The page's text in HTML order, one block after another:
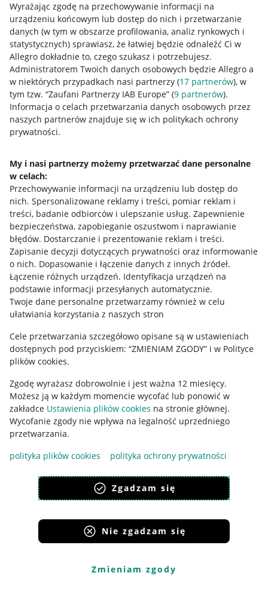
Wyrażając zgodę na przechowywanie informacji na
urządzeniu końcowym lub dostęp do nich i przetwarzanie
danych (w tym w obszarze profilowania, analiz rynkowych i
statystycznych) sprawiasz, że łatwiej będzie odnaleźć Ci w
Allegro dokładnie to, czego szukasz i potrzebujesz.
Administratorem Twoich danych osobowych będzie Allegro a
w niektórych przypadkach nasi partnerzy (17 partnerów), w
tym tzw. “Zaufani Partnerzy IAB Europe” (9 partnerów).
Informacja o celach przetwarzania danych osobowych przez
naszych partnerów znajduje się w ich politykach ochrony
prywatności.
My i nasi partnerzy możemy przetwarzać dane personalne
w celach:
Przechowywanie informacji na urządzeniu lub dostęp do
nich. Spersonalizowane reklamy i treści, pomiar reklam i
treści, badanie odbiorców i ulepszanie usług. Zapewnienie
bezpieczeństwa, zapobieganie oszustwom i naprawianie
błędów. Dostarczanie i prezentowanie reklam i treści.
Zapisanie decyzji dotyczących prywatności oraz informowanie
o nich. Dopasowanie i łączenie danych z innych źródeł.
Łączenie różnych urządzeń. Identyfikacja urządzeń na
podstawie informacji przesyłanych automatycznie.
Twoje dane personalne przetwarzamy również w celu
ułatwiania korzystania z naszych stron
Cele przetwarzania szczegółowo opisane są w ustawieniach
dostępnych pod przyciskiem: “ZMIENIAM ZGODY” i w Polityce
plików cookies.
Zgodę wyrażasz dobrowolnie i jest ważna 12 miesięcy.
Możesz ją w każdym momencie wycofać lub ponowić w
zakładce Ustawienia plików cookies na stronie głównej.
Wycofanie zgody nie wpływa na legalność uprzedniego
przetwarzania.
polityka plików cookies
polityka ochrony prywatności
Zgadzam się
Nie zgadzam się
Zmieniam zgody
Przydatne informacje
Jak to działa
Allegro Gadane dla sprzedających
Allegro Gadane dla kupujących
Mapa miejscowości
Informacje prawne
Regulamin
Polityka plików "cookies"
Ustawienia plików "cookies"
Udostępnianie lokalizacji
Informacje dla Aktu o Usługach Cyfrowych
Pobierz aplikację
Korzystanie z serwisu oznacza akceptacjęregulaminu